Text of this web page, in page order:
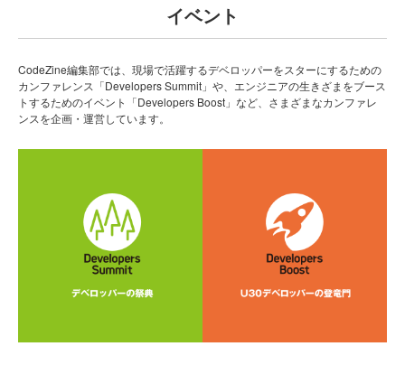
イベント
CodeZine編集部では、現場で活躍するデベロッパーをスターにするための
カンファレンス「Developers Summit」や、エンジニアの生きざまをブース
トするためのイベント「Developers Boost」など、さまざまなカンファレ
ンスを企画・運営しています。